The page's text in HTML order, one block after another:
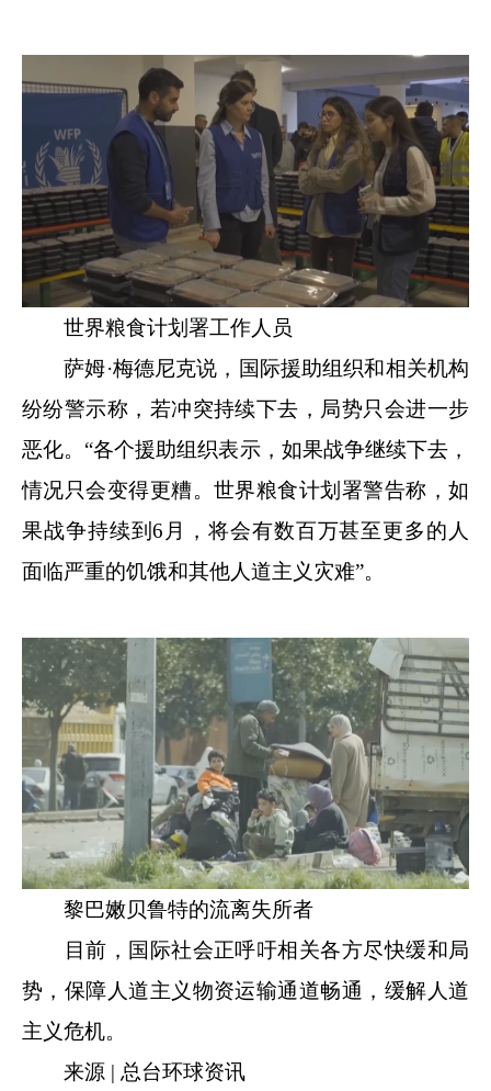
世界粮食计划署工作人员
萨姆·梅德尼克说，国际援助组织和相关机构
纷纷警示称，若冲突持续下去，局势只会进一步
恶化。“各个援助组织表示，如果战争继续下去，
情况只会变得更糟。世界粮食计划署警告称，如
果战争持续到6月，将会有数百万甚至更多的人
面临严重的饥饿和其他人道主义灾难”。
黎巴嫩贝鲁特的流离失所者
目前，国际社会正呼吁相关各方尽快缓和局
势，保障人道主义物资运输通道畅通，缓解人道
主义危机。
来源 | 总台环球资讯